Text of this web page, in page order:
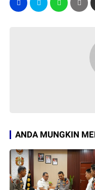
ANDA MUNGKIN